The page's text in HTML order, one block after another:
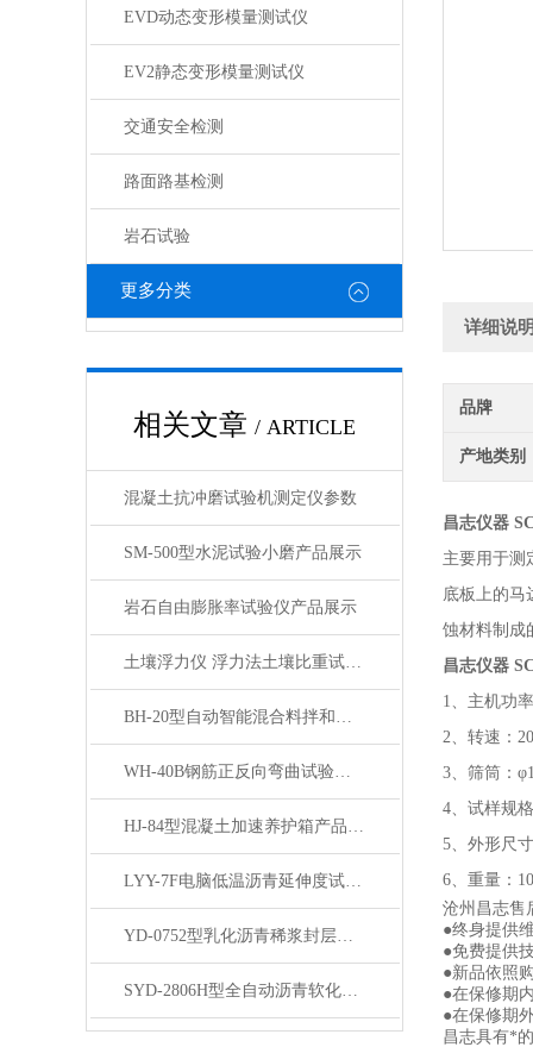
EVD动态变形模量测试仪
EV2静态变形模量测试仪
交通安全检测
路面路基检测
岩石试验
更多分类
相关文章 / ARTICLE
混凝土抗冲磨试验机测定仪参数
SM-500型水泥试验小磨产品展示
岩石自由膨胀率试验仪产品展示
土壤浮力仪 浮力法土壤比重试验仪 颗粒比重浮力仪展示
BH-20型自动智能混合料拌和机 产品展示
WH-40B钢筋正反向弯曲试验机产品展示
HJ-84型混凝土加速养护箱产品简介
LYY-7F电脑低温沥青延伸度试验仪（大屏测力打印）展示
YD-0752型乳化沥青稀浆封层湿轮磨耗仪展示
SYD-2806H型全自动沥青软化点仪 产品展示
详细说
品牌
产地类别
昌志仪器
主要用于测
底板上的马
蚀材料制成
昌志仪器
1、主机功
2、转速：
3、筛筒：
4、试样规
5、外形尺
6、重量：
沧州昌志售
●终身提供
●免费提供
●新品依照
●在保修期
●在保修期
昌志具有*